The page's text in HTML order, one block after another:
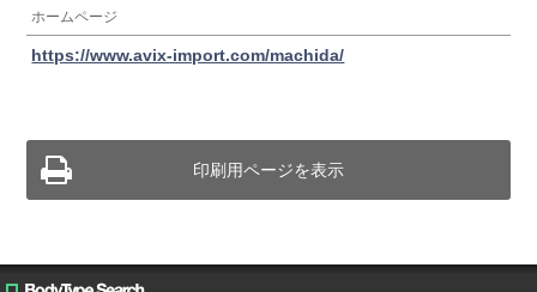
ホームページ
https://www.avix-import.com/machida/
印刷用ページを表示